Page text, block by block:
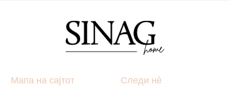
Мапа на сајтот Следи нè